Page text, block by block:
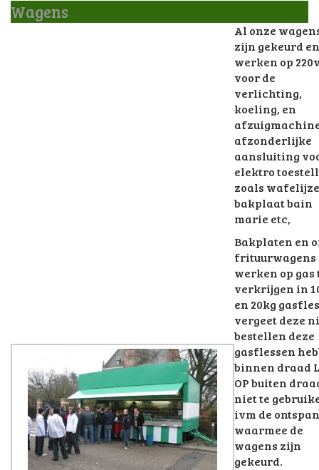
Wagens
Al onze
zijn gekeurd en
werken op
voor de
verlichting,
koeling, en
afzonderlijke
aansluiting
elektro
zoals
bakplaat bain
marie etc,
Bakplaten en
frituurwagens
werken op gas
verkrijgen in
en 20kg
vergeet deze
bestellen deze
gasflessen
binnen draad
OP buiten
niet te
ivm de
waarmee de
wagens zijn
gekeurd.